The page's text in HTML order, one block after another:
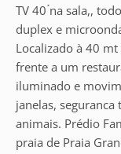
TV 40 ́na sala,,
duplex e
Localizado à 40
frente a um
iluminado e
janelas,
animais. Prédio
praia de Praia